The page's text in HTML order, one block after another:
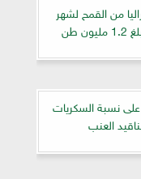
من القمح لشهر
طن
على نسبة السكريات
العنب